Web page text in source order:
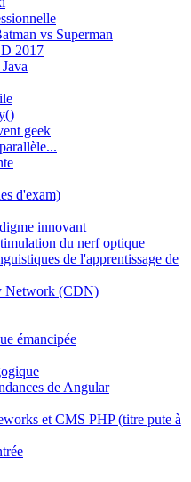
vs Superman
2017
geek
d'exam)
innovant
du nerf optique
de l'apprentissage de
Network (CDN)
émancipée
de Angular
et CMS PHP (titre pute à